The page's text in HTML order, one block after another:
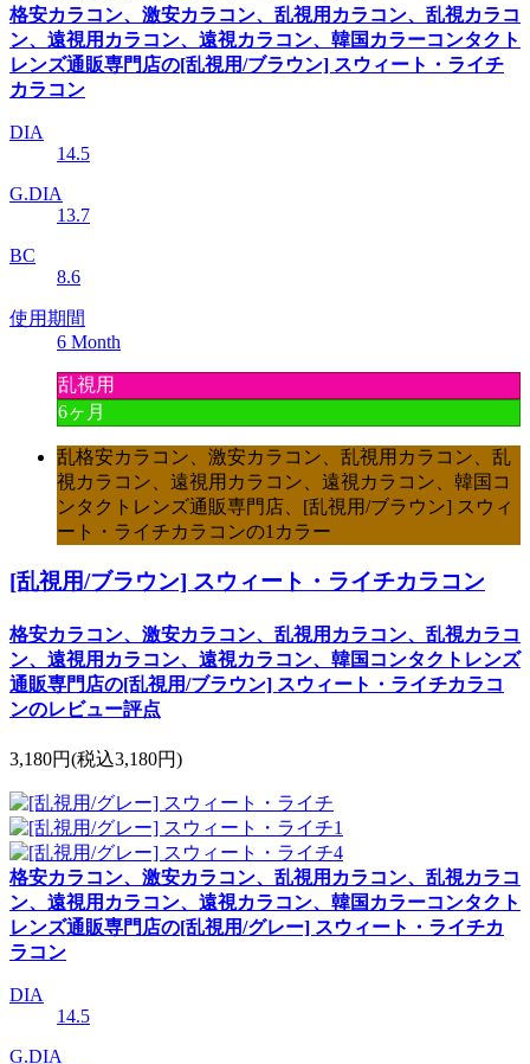
格安カラコン、激安カラコン、乱視用カラコン、乱視カラコ
ン、遠視用カラコン、遠視カラコン、韓国カラーコンタクト
レンズ通販専門店の[乱視用/ブラウン] スウィート・ライチ
カラコン
DIA
14.5
G.DIA
13.7
BC
8.6
使用期間
6 Month
乱視用
6ヶ月
乱格安カラコン、激安カラコン、乱視用カラコン、乱
視カラコン、遠視用カラコン、遠視カラコン、韓国コ
ンタクトレンズ通販専門店、[乱視用/ブラウン] スウィ
ート・ライチカラコンの1カラー
[乱視用/ブラウン] スウィート・ライチカラコン
格安カラコン、激安カラコン、乱視用カラコン、乱視カラコ
ン、遠視用カラコン、遠視カラコン、韓国コンタクトレンズ
通販専門店の[乱視用/ブラウン] スウィート・ライチカラコ
ンのレビュー評点
3,180円(税込3,180円)
格安カラコン、激安カラコン、乱視用カラコン、乱視カラコ
ン、遠視用カラコン、遠視カラコン、韓国カラーコンタクト
レンズ通販専門店の[乱視用/グレー] スウィート・ライチカ
ラコン
DIA
14.5
G.DIA